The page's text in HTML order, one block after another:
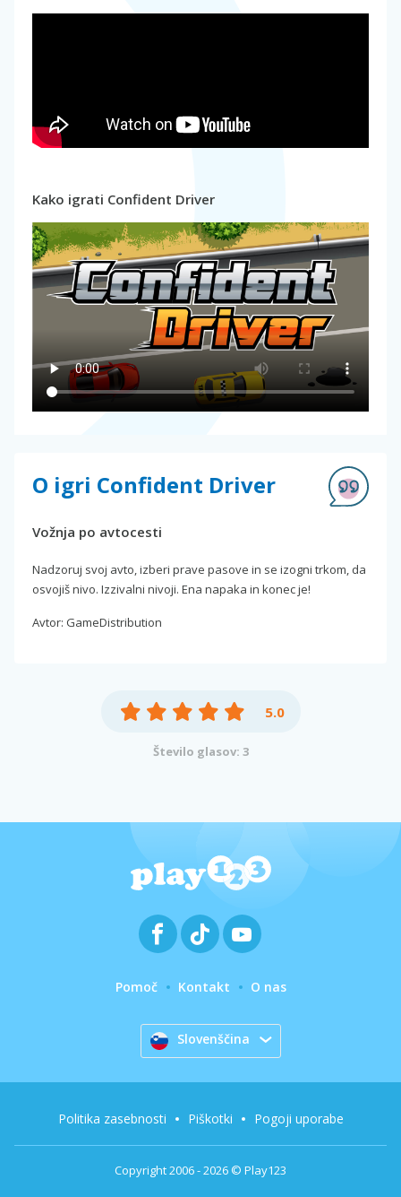
Kako igrati Confident Driver
O igri Confident Driver
Vožnja po avtocesti
Nadzoruj svoj avto, izberi prave pasove in se izogni trkom, da
osvojiš nivo. Izzivalni nivoji. Ena napaka in konec je!
Avtor: GameDistribution
5.0
Število glasov: 3
Pomoč Kontakt O nas
Slovenščina
Copyright 2006 - 2026 © Play123
Politika zasebnosti Piškotki Pogoji uporabe